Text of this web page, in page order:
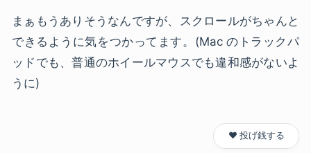
まぁもうありそうなんですが、スクロールがちゃんと
できるように気をつかってます。(Mac のトラックパ
ッドでも、普通のホイールマウスでも違和感がないよ
うに)
❤️ 投げ銭する